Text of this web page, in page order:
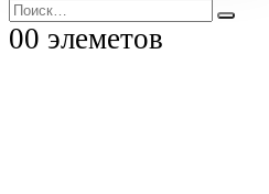
00 элеметов